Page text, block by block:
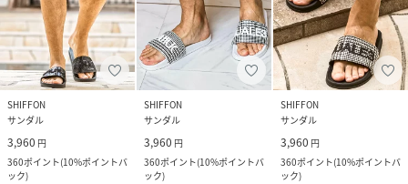
SHIFFON
サンダル
3,960 円
360ポイント(10%ポイントバ
ック)
SHIFFON
サンダル
3,960 円
360ポイント(10%ポイントバ
ック)
SHIFFON
サンダル
3,960 円
360ポイント(10%ポイントバ
ック)